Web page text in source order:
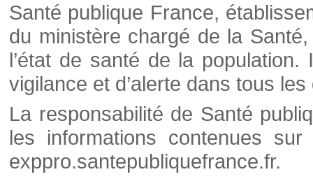
Santé publique France,
du ministère chargé de la
l’état de santé de la
vigilance et d’alerte dans tous
La responsabilité de Santé
les informations contenues
exppro.santepubliquefrance.fr.